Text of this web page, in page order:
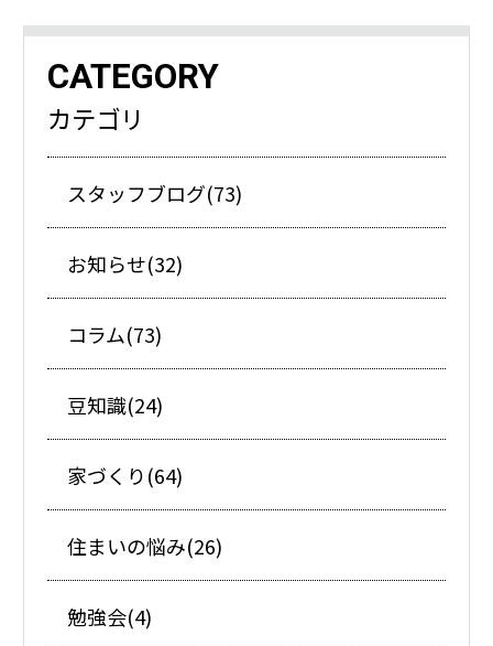
CATEGORY
カテゴリ
スタッフブログ(73)
お知らせ(32)
コラム(73)
豆知識(24)
家づくり(64)
住まいの悩み(26)
勉強会(4)